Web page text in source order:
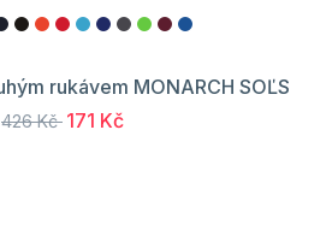
rukávem MONARCH SOĽS
426 Kč 171 Kč